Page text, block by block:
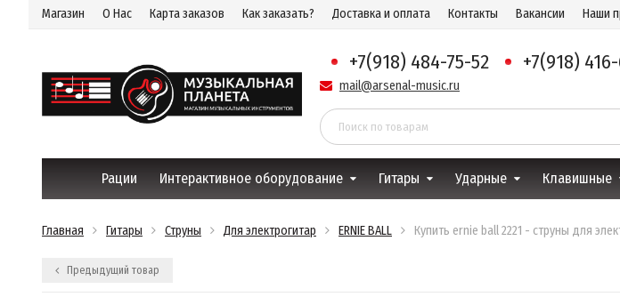
Магазин О Нас Карта заказов Как заказать? Доставка и оплата Контакты Вакансии Наши
+7(918) 484-75-52 +7(918)
mail@arsenal-music.ru
Рации Интерактивное оборудование Гитары Ударные Клавишные
Главная Гитары Струны Для электрогитар ERNIE BALL Купить ernie ball 2221 - струны для
Предыдущий товар